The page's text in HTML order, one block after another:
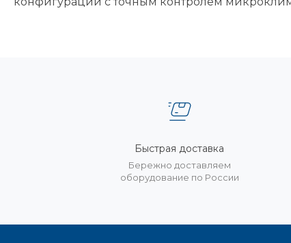
Быстрая доставка
Бережно доставляем
оборудование по России